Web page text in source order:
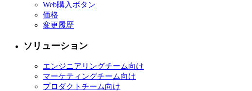
Web購入ボタン
価格
変更履歴
ソリューション
エンジニアリングチーム向け
マーケティングチーム向け
プロダクトチーム向け